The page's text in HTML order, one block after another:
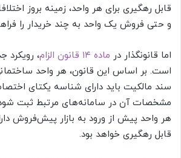
قابل رهگیری برای هر واحد، زمینه بروز
و حتی فروش یک واحد به چند خریدار را
اما قانونگذار در ماده ۱۴ قانون الزام
، رویکرد
است. بر اساس این قانون، هر واحد
سند مالکیت باید دارای شناسه یکتای
مشخصات آن در سامانه‌های مرتبط ثبت شود.
هر واحد پیش از ورود به بازار پیش‌فروش
قابل رهگیری خواهد بود.